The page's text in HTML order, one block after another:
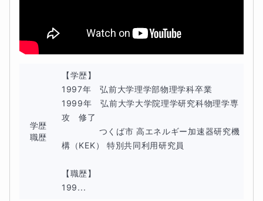
学歴
職歴
【学歴】
1997年　弘前大学理学部物理学科卒業
1999年　弘前大学大学院理学研究科物理学専
攻　修了
つくば市 高エネルギー加速器研究機
構（KEK） 特別共同利用研究員
【職歴】
199...